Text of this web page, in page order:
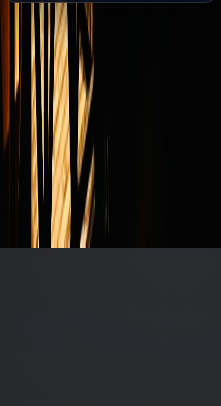
Contact
〒387-0023 長野県千曲市八幡7160-2
TEL：
080-4869-9145
Email：contact@moonterraces.com
Operated by Chikuma Tourism Bureau
Follow Us
Facebook Instagram YouTube
About Chikuma
千曲市について
プライバシーポリシー
THE MOON TERRACES OBASUTE